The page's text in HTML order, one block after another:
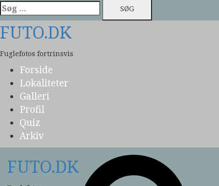
Søg
efter:
FUTO.DK
Fuglefotos fortrinsvis
Forside
Lokaliteter
Galleri
Profil
Quiz
Arkiv
FUTO.DK